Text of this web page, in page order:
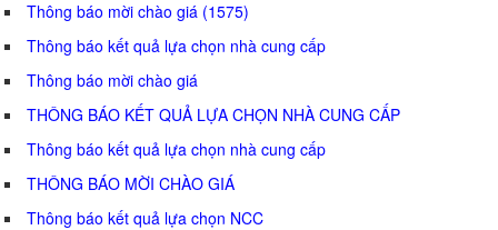
Thông báo mời chào giá (1575)
Thông báo kết quả lựa chọn nhà cung cấp
Thông báo mời chào giá
THÔNG BÁO KẾT QUẢ LỰA CHỌN NHÀ CUNG CẤP
Thông báo kết quả lựa chọn nhà cung cấp
THÔNG BÁO MỜI CHÀO GIÁ
Thông báo kết quả lựa chọn NCC